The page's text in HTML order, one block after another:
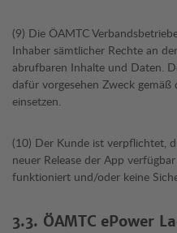
(9) Die ÖAMTC
Inhaber sämtlicher Rechte an
abrufbaren Inhalte und Daten.
dafür vorgesehen Zweck
einsetzen.
(10) Der Kunde ist verpflichtet,
neuer Release der App
funktioniert und/oder keine
3.3. ÖAMTC ePower